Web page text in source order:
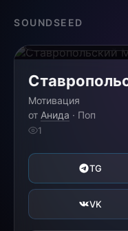
SOUNDSEED
Мотивация
от Анида · Поп
1
TG
VK